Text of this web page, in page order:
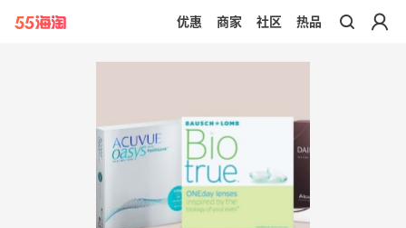
带你去官网买正品
优惠 商家 社区 热品